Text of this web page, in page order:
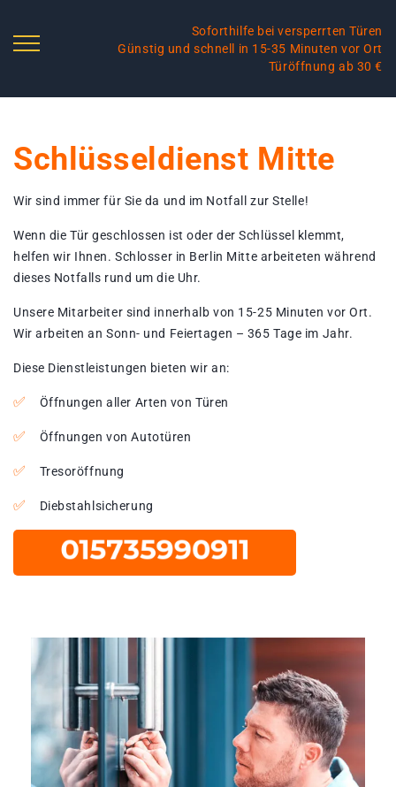
Soforthilfe bei versperrten Türen
Günstig und schnell in 15-35 Minuten vor Ort
Türöffnung ab 30 €
Schlüsseldienst Mitte
Wir sind immer für Sie da und im Notfall zur Stelle!
Wenn die Tür geschlossen ist oder der Schlüssel klemmt,
helfen wir Ihnen. Schlosser in Berlin Mitte arbeiteten während
dieses Notfalls rund um die Uhr.
Unsere Mitarbeiter sind innerhalb von 15-25 Minuten vor Ort.
Wir arbeiten an Sonn- und Feiertagen – 365 Tage im Jahr.
Diese Dienstleistungen bieten wir an:
Öffnungen aller Arten von Türen
Öffnungen von Autotüren
Tresoröffnung
Diebstahlsicherung